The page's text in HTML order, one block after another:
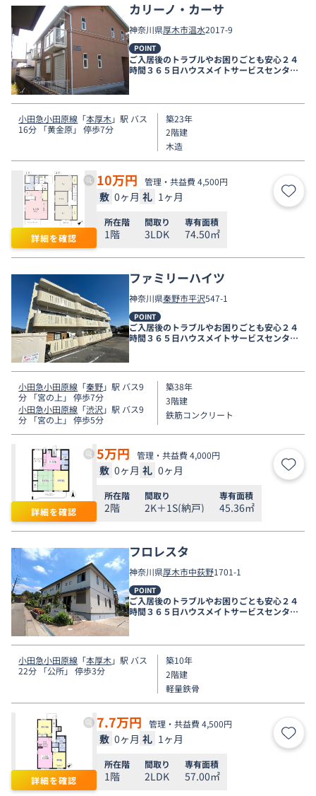
カリーノ・カーサ
神奈川県厚木市温水2017-9
POINT
ご入居後のトラブルやお困りごとも安心２４
時間３６５日ハウスメイトサービスセンター
電話受付対応。
小田急小田原線 「本厚木」駅 バス
16分 「黄金原」 停歩7分
築23年
2階建
木造
詳細を確認
10万円 管理・共益費 4,500円
敷 0ヶ月 礼 1ヶ月 お気
所在階
1階
間取り
3LDK
専有面積
74.50㎡
ファミリーハイツ
神奈川県秦野市平沢547-1
POINT
ご入居後のトラブルやお困りごとも安心２４
時間３６５日ハウスメイトサービスセンター
小田急小田原線 「秦野」駅 バス9
分 「宮の上」 停歩7分
小田急小田原線 「渋沢 」駅 バス9
分 「宮の上」 停歩5分
築38年
3階建
鉄筋コンクリート
詳細を確認
5万円 管理・共益費 4,000円
敷 0ヶ月 礼 0ヶ月 お気
所在階
2階
間取り
2K＋1S(納戸)
専有面積
45.36㎡
フロレスタ
神奈川県厚木市中荻野1701-1
POINT
ご入居後のトラブルやお困りごとも安心２４
時間３６５日ハウスメイトサービスセンター
電話受付対応。
小田急小田原線 「本厚木」駅 バス
22分 「公所」 停歩3分
築10年
2階建
軽量鉄骨
詳細を確認
7.7万円 管理・共益費 4,500円
敷 0ヶ月 礼 1ヶ月 お気
所在階
1階
間取り
2LDK
専有面積
57.00㎡